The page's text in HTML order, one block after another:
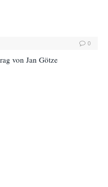
0
von Jan Götze